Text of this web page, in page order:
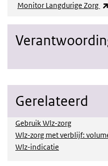
Monitor Langdurige Zorg
Gerelateerd
Gebruik Wlz-zorg
Wlz-zorg met verblijf:
Wlz-indicatie